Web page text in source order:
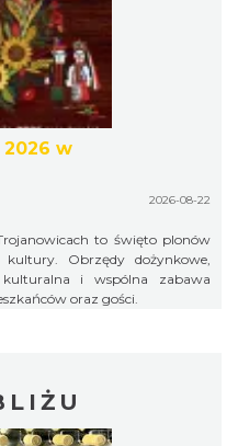
w
2026-08-22
to święto plonów
Obrzędy dożynkowe,
i wspólna zabawa
oraz gości.